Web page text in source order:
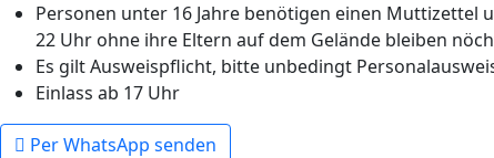
Personen unter 16 Jahre benötigen einen Muttizettel
22 Uhr ohne ihre Eltern auf dem Gelände bleiben
Es gilt Ausweispflicht, bitte unbedingt
Einlass ab 17 Uhr
Per WhatsApp senden